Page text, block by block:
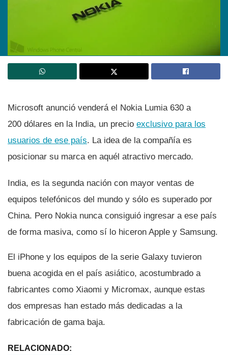
Microsoft anunció venderá el Nokia Lumia 630 a
200 dólares en la India, un precio exclusivo para los
usuarios de ese paí­s. La idea de la compañí­a es
posicionar su marca en aquél atractivo mercado.
India, es la segunda nación con mayor ventas de
equipos telefónicos del mundo y sólo es superado por
China. Pero Nokia nunca consiguió ingresar a ese paí­s
de forma masiva, como sí­ lo hiceron Apple y Samsung.
El iPhone y los equipos de la serie Galaxy tuvieron
buena acogida en el paí­s asiático, acostumbrado a
fabricantes como Xiaomi y Micromax, aunque estas
dos empresas han estado más dedicadas a la
fabricación de gama baja.
RELACIONADO: